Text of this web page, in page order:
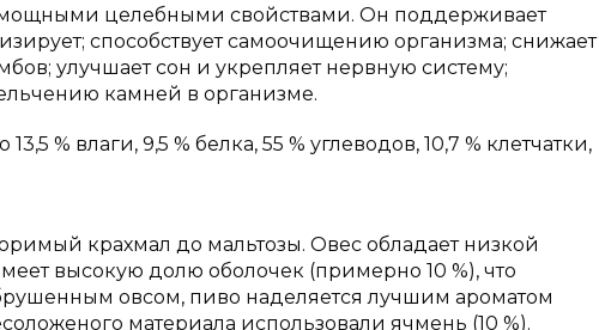
мощными целебными свойствами. Он поддерживает
способствует самоочищению организма; снижает
улучшает сон и укрепляет нервную систему;
камней в организме.
% влаги, 9,5 % белка, 55 % углеводов, 10,7 % клетчатки,
крахмал до мальтозы. Овес обладает низкой
высокую долю оболочек (примерно 10 %), что
овсом, пиво наделяется лучшим ароматом
материала использовали ячмень (10 %).